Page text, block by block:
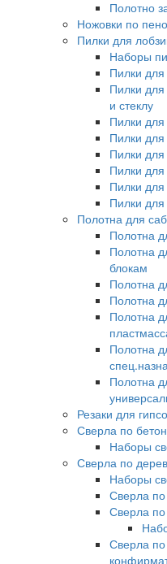
Полотно
Ножовки по
Пилки для
Наборы
Пилки
Пилки для
и стеклу
Пилки
Пилки
Пилки для
Пилки
Пилки
Пилки
Полотна для
Полотна
Полотна
блокам
Полотна
Полотна
Полотна
Полотна
Полотна
Резаки для
Сверла по
Наборы
Сверла по
Наборы
Сверла
Сверла
Сверла